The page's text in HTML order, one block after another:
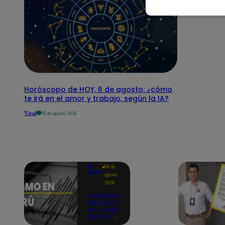
Horóscopo de HOY, 6 de agosto: ¿cómo
te irá en el amor y trabajo, según la IA?
Viral 06 de agosto 2026
Te
ayudo
06 de
agosto
2026
Temblor en
Perú hoy, 6
de agosto:
horario y